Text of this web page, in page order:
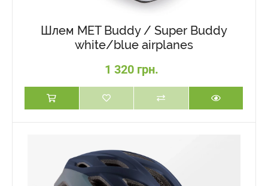
Шлем MET Buddy / Super Buddy
white/blue airplanes
1 320 грн.